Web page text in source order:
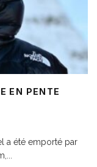
EN PENTE
a été emporté par
...